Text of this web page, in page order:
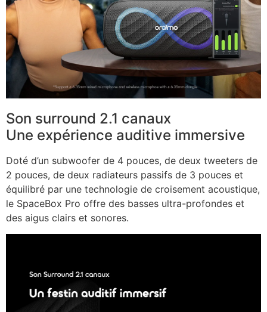
Son surround 2.1 canaux
Une expérience auditive immersive
Doté d’un subwoofer de 4 pouces, de deux tweeters de
2 pouces, de deux radiateurs passifs de 3 pouces et
équilibré par une technologie de croisement acoustique,
le SpaceBox Pro offre des basses ultra-profondes et
des aigus clairs et sonores.